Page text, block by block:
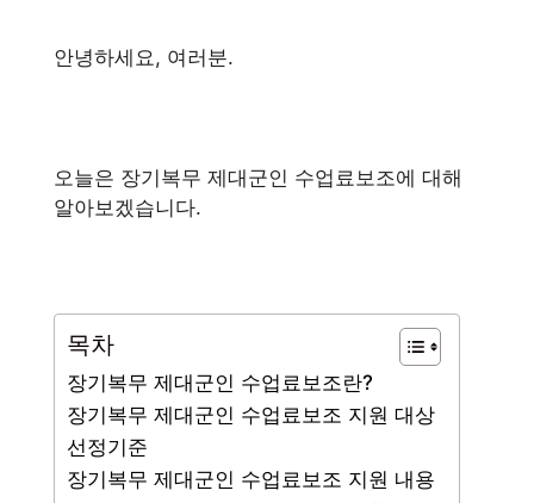
안녕하세요, 여러분.
오늘은 장기복무 제대군인 수업료보조에 대해
알아보겠습니다.
목차
장기복무 제대군인 수업료보조란?
장기복무 제대군인 수업료보조 지원 대상
선정기준
장기복무 제대군인 수업료보조 지원 내용